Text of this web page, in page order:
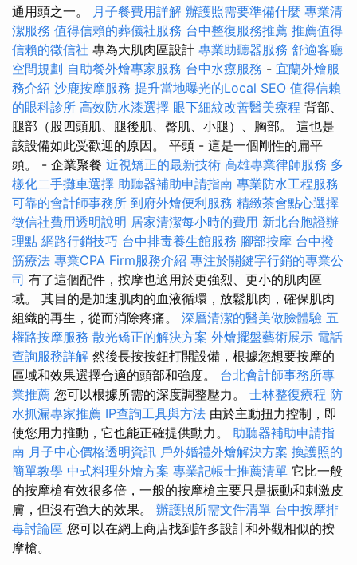
通用頭之一。 月子餐費用詳解 辦護照需要準備什麼 專業清
潔服務 值得信賴的葬儀社服務 台中整復服務推薦 推薦值得
信賴的徵信社 專為大肌肉區設計 專業助聽器服務 舒適客廳
空間規劃 自助餐外燴專家服務 台中水療服務 - 宜蘭外燴服
務介紹 沙鹿按摩服務 提升當地曝光的Local SEO 值得信賴
的眼科診所 高效防水漆選擇 眼下細紋改善醫美療程 背部、
腿部（股四頭肌、腿後肌、臀肌、小腿）、胸部。 這也是
該設備如此受歡迎的原因。 平頭 - 這是一個剛性的扁平
頭。 - 企業聚餐 近視矯正的最新技術 高雄專業律師服務 多
樣化二手攤車選擇 助聽器補助申請指南 專業防水工程服務
可靠的會計師事務所 到府外燴便利服務 精緻茶會點心選擇
徵信社費用透明說明 居家清潔每小時的費用 新北台胞證辦
理點 網路行銷技巧 台中排毒養生館服務 腳部按摩 台中撥
筋療法 專業CPA Firm服務介紹 專注於關鍵字行銷的專業公
司 有了這個配件，按摩也適用於更強烈、更小的肌肉區
域。 其目的是加速肌肉的血液循環，放鬆肌肉，確保肌肉
組織的再生，從而消除疼痛。 深層清潔的醫美做臉體驗 五
權路按摩服務 散光矯正的解決方案 外燴擺盤藝術展示 電話
查詢服務詳解 然後長按按鈕打開設備，根據您想要按摩的
區域和效果選擇合適的頭部和強度。 台北會計師事務所專
業推薦 您可以根據所需的深度調整壓力。 士林整復療程 防
水抓漏專家推薦 IP查詢工具與方法 由於主動扭力控制，即
使您用力推動，它也能正確提供動力。 助聽器補助申請指
南 月子中心價格透明資訊 戶外婚禮外燴解決方案 換護照的
簡單教學 中式料理外燴方案 專業記帳士推薦清單 它比一般
的按摩槍有效很多倍，一般的按摩槍主要只是振動和刺激皮
膚，但沒有強大的效果。 辦護照所需文件清單 台中按摩排
毒討論區 您可以在網上商店找到許多設計和外觀相似的按
摩槍。